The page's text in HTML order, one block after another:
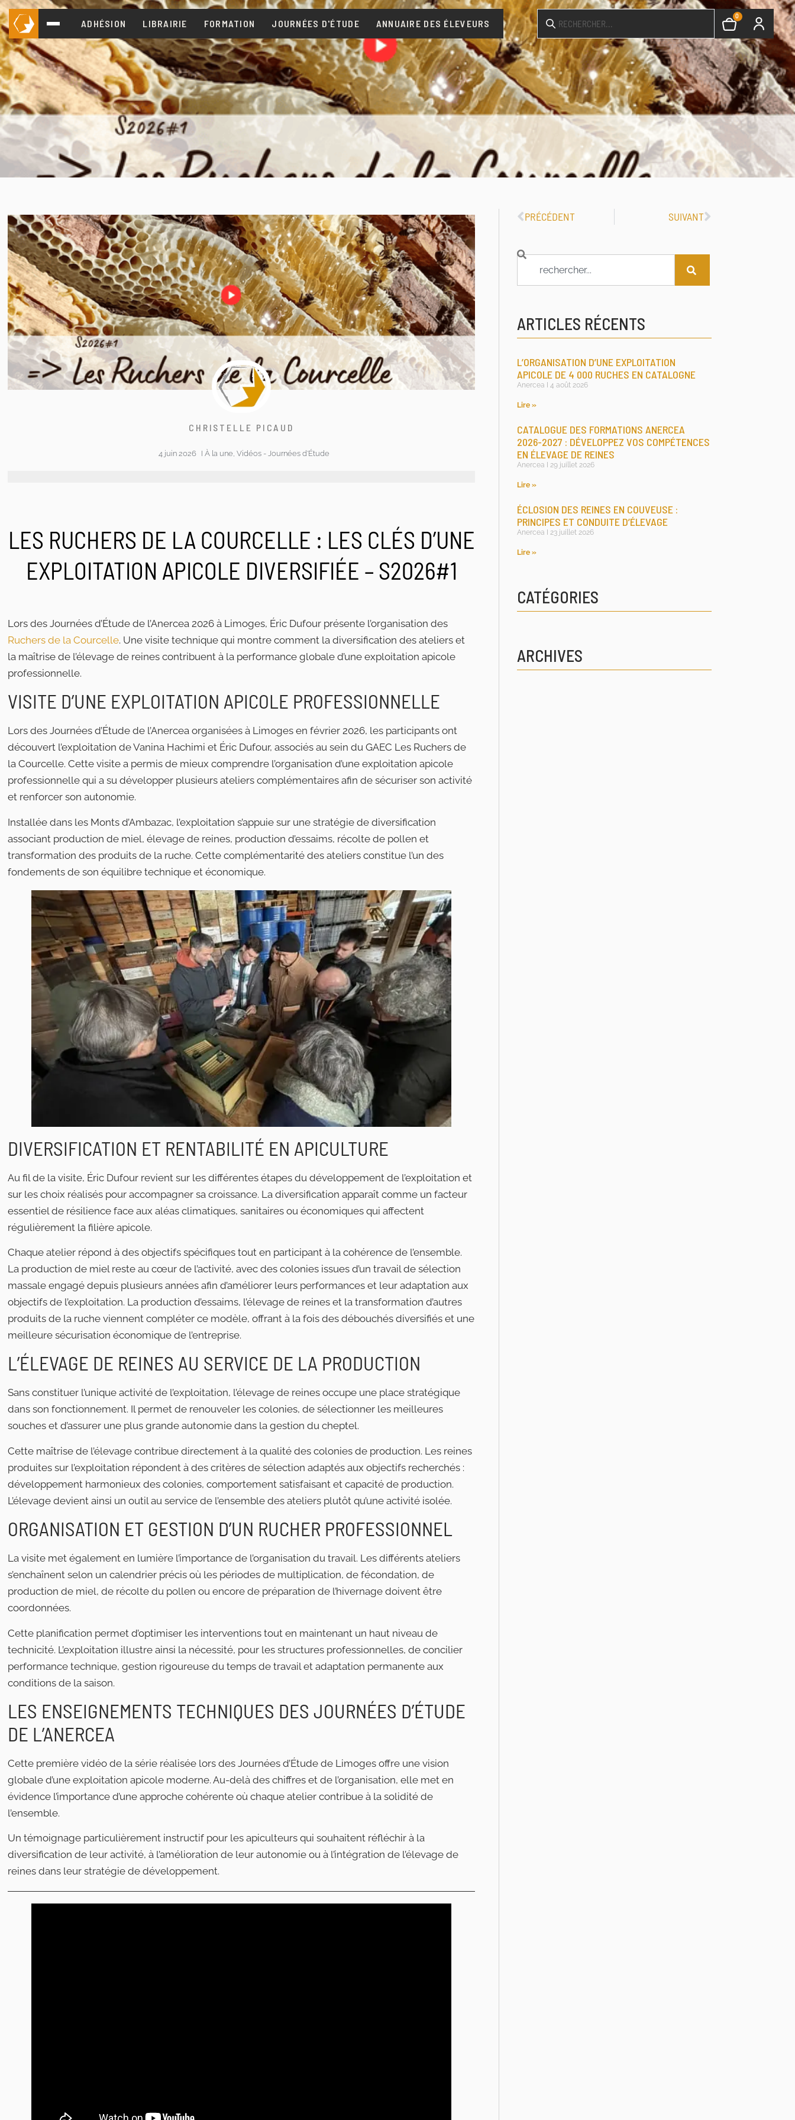
ADHÉSION LIBRAIRIE FORMATION JOURNÉES D'ÉTUDE ANNUAIRE DES ÉLEVEURS
0
CHRISTELLE PICAUD
4 juin 2026 I À la une, Vidéos - Journées d'Étude
LES RUCHERS DE LA COURCELLE : LES CLÉS D’UNE
EXPLOITATION APICOLE DIVERSIFIÉE – S2026#1
Lors des Journées d’Étude de l’Anercea 2026 à Limoges, Éric Dufour présente l’organisation des
Ruchers de la Courcelle. Une visite technique qui montre comment la diversification des ateliers et
la maîtrise de l’élevage de reines contribuent à la performance globale d’une exploitation apicole
professionnelle.
VISITE D’UNE EXPLOITATION APICOLE PROFESSIONNELLE
Lors des Journées d’Étude de l’Anercea organisées à Limoges en février 2026, les participants ont
découvert l’exploitation de Vanina Hachimi et Éric Dufour, associés au sein du GAEC Les Ruchers de
la Courcelle. Cette visite a permis de mieux comprendre l’organisation d’une exploitation apicole
professionnelle qui a su développer plusieurs ateliers complémentaires afin de sécuriser son activité
et renforcer son autonomie.
Installée dans les Monts d’Ambazac, l’exploitation s’appuie sur une stratégie de diversification
associant production de miel, élevage de reines, production d’essaims, récolte de pollen et
transformation des produits de la ruche. Cette complémentarité des ateliers constitue l’un des
fondements de son équilibre technique et économique.
DIVERSIFICATION ET RENTABILITÉ EN APICULTURE
Au fil de la visite, Éric Dufour revient sur les différentes étapes du développement de l’exploitation et
sur les choix réalisés pour accompagner sa croissance. La diversification apparaît comme un facteur
essentiel de résilience face aux aléas climatiques, sanitaires ou économiques qui affectent
régulièrement la filière apicole.
Chaque atelier répond à des objectifs spécifiques tout en participant à la cohérence de l’ensemble.
La production de miel reste au cœur de l’activité, avec des colonies issues d’un travail de sélection
massale engagé depuis plusieurs années afin d’améliorer leurs performances et leur adaptation aux
objectifs de l’exploitation. La production d’essaims, l’élevage de reines et la transformation d’autres
produits de la ruche viennent compléter ce modèle, offrant à la fois des débouchés diversifiés et une
meilleure sécurisation économique de l’entreprise.
L’ÉLEVAGE DE REINES AU SERVICE DE LA PRODUCTION
Sans constituer l’unique activité de l’exploitation, l’élevage de reines occupe une place stratégique
dans son fonctionnement. Il permet de renouveler les colonies, de sélectionner les meilleures
souches et d’assurer une plus grande autonomie dans la gestion du cheptel.
Cette maîtrise de l’élevage contribue directement à la qualité des colonies de production. Les reines
produites sur l’exploitation répondent à des critères de sélection adaptés aux objectifs recherchés :
développement harmonieux des colonies, comportement satisfaisant et capacité de production.
L’élevage devient ainsi un outil au service de l’ensemble des ateliers plutôt qu’une activité isolée.
ORGANISATION ET GESTION D’UN RUCHER PROFESSIONNEL
La visite met également en lumière l’importance de l’organisation du travail. Les différents ateliers
s’enchaînent selon un calendrier précis où les périodes de multiplication, de fécondation, de
production de miel, de récolte du pollen ou encore de préparation de l’hivernage doivent être
coordonnées.
Cette planification permet d’optimiser les interventions tout en maintenant un haut niveau de
technicité. L’exploitation illustre ainsi la nécessité, pour les structures professionnelles, de concilier
performance technique, gestion rigoureuse du temps de travail et adaptation permanente aux
conditions de la saison.
LES ENSEIGNEMENTS TECHNIQUES DES JOURNÉES D’ÉTUDE
DE L’ANERCEA
Cette première vidéo de la série réalisée lors des Journées d’Étude de Limoges offre une vision
globale d’une exploitation apicole moderne. Au-delà des chiffres et de l’organisation, elle met en
évidence l’importance d’une approche cohérente où chaque atelier contribue à la solidité de
l’ensemble.
Un témoignage particulièrement instructif pour les apiculteurs qui souhaitent réfléchir à la
diversification de leur activité, à l’amélioration de leur autonomie ou à l’intégration de l’élevage de
reines dans leur stratégie de développement.
PRÉCÉDENT SUIVANT
ARTICLES RÉCENTS
L’ORGANISATION D’UNE EXPLOITATION
APICOLE DE 4 000 RUCHES EN CATALOGNE
Anercea 4 août 2026
Lire »
CATALOGUE DES FORMATIONS ANERCEA
2026-2027 : DÉVELOPPEZ VOS COMPÉTENCES
EN ÉLEVAGE DE REINES
Anercea 29 juillet 2026
Lire »
ÉCLOSION DES REINES EN COUVEUSE :
PRINCIPES ET CONDUITE D’ÉLEVAGE
Anercea 23 juillet 2026
Lire »
CATÉGORIES
ARCHIVES